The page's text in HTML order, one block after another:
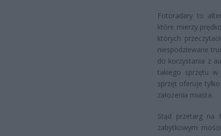
Fotoradary to
które mierzy
których
niespodziewane
do korzystania z
takiego sprzętu w
sprzęt oferuje
założenia miasta.
Stąd przetarg na
zabytkowym